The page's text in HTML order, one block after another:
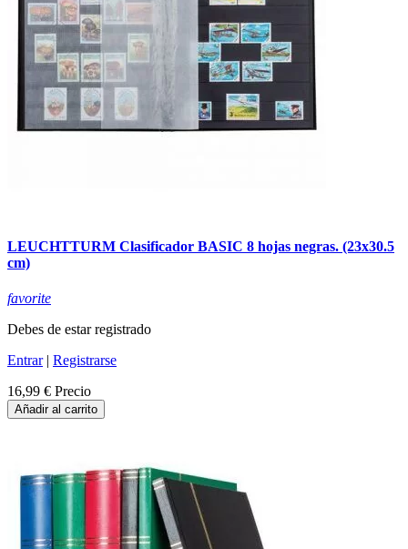
LEUCHTTURM Clasificador BASIC 8 hojas negras. (23x30.5
cm)
favorite
Debes de estar registrado
Entrar| Registrarse
16,99 € Precio
Añadir al carrito